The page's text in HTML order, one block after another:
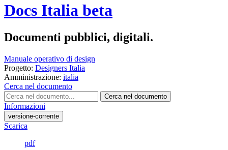
Docs Italia beta
Documenti pubblici, digitali.
Manuale operativo di design
Progetto: Designers Italia
Amministrazione: italia
Cerca nel documento
Cerca nel documento
Informazioni
versione-corrente
Scarica
pdf